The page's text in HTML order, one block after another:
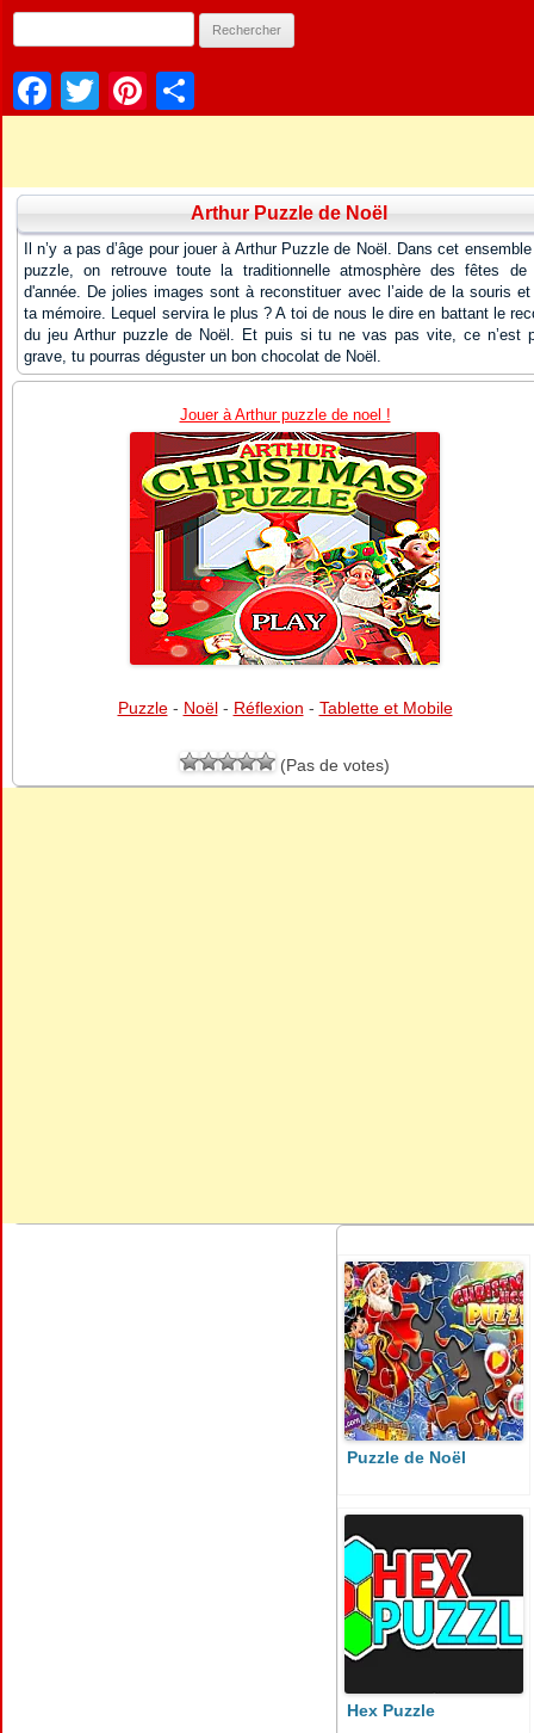
Facebook
TwitterPinterest
Arthur Puzzle de Noël
Il n’y a pas d’âge pour jouer à Arthur Puzzle de Noël. Dans cet
puzzle, on retrouve toute la traditionnelle atmosphère des fêtes de
d'année. De jolies images sont à reconstituer avec l’aide de la souris et
ta mémoire. Lequel servira le plus ? A toi de nous le dire en battant le
du jeu Arthur puzzle de Noël. Et puis si tu ne vas pas vite, ce n’est
grave, tu pourras déguster un bon chocolat de Noël.
Jouer à Arthur puzzle de noel !
Puzzle- Noël- Réflexion - Tablette et Mobile
(Pas de votes)
Puzzle de Noël
Hex Puzzle